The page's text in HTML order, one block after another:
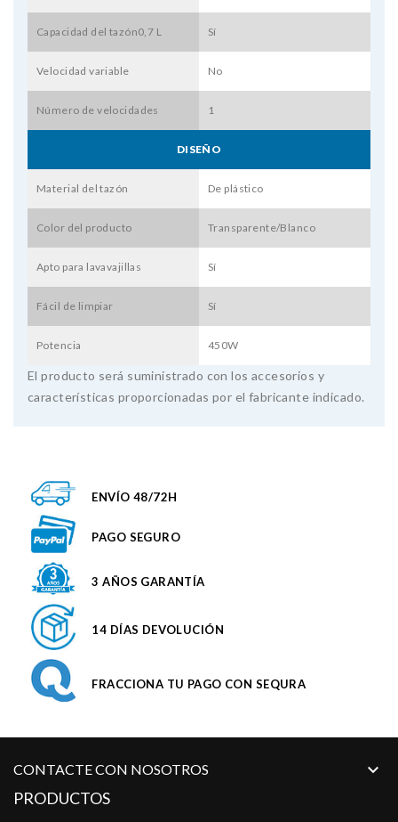
Capacidad del tazón0,7 L Sí
Velocidad variable No
Número de velocidades 1
DISEÑO
Material del tazón De plástico
Color del producto Transparente/Blanco
Apto para lavavajillas Sí
Fácil de limpiar Sí
Potencia 450W
El producto será suministrado con los accesorios y
características proporcionadas por el fabricante indicado.
ENVÍO 48/72H
PAGO SEGURO
3 AÑOS GARANTÍA
14 DÍAS DEVOLUCIÓN
FRACCIONA TU PAGO CON SEQURA
CONTACTE CON NOSOTROS 
PRODUCTOS